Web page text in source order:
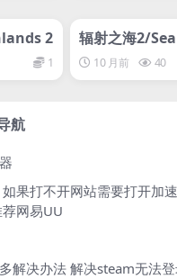
盘下载游戏
2
1
辐射之海2/
tion 2
10 月前 40
航
如果打不开网站需要打开加
网易UU
解决办法 解决steam无法